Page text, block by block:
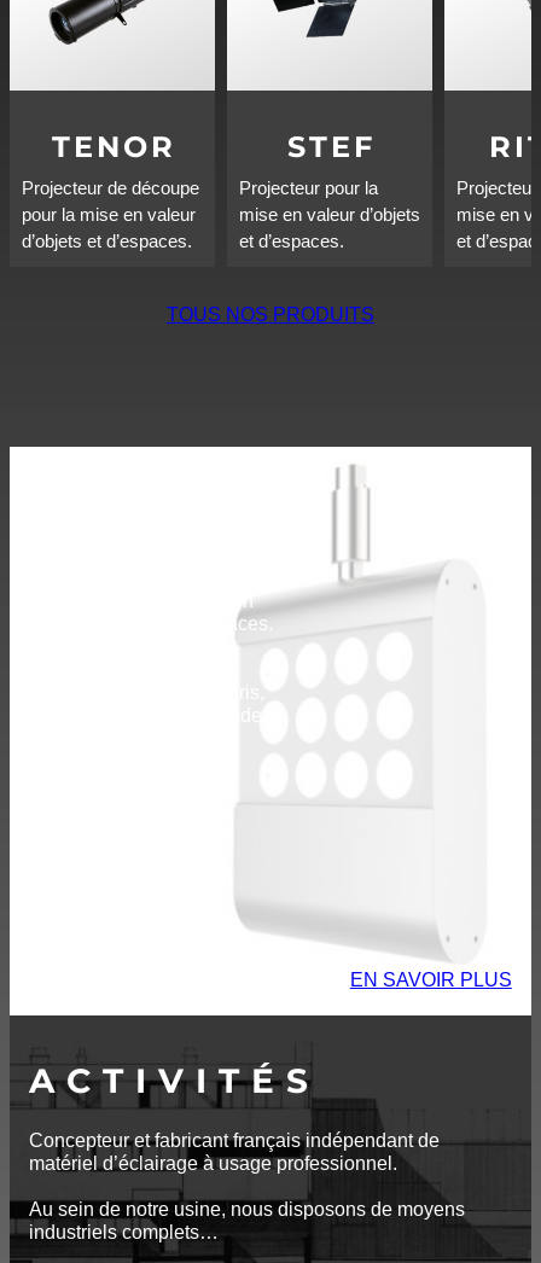
TENOR
Projecteur de découpe
pour la mise en valeur
d’objets et d’espaces.
STEF
Projecteur pour la
mise en valeur d’objets
et d’espaces.
mise en
et
TOUS NOS PRODUITS
Projecteur pour la mise en
valeur d’objets et d’espaces.
EN SAVOIR PLUS
ACTIVITÉS
Concepteur et fabricant français indépendant de
matériel d’éclairage à usage professionnel.
Au sein de notre usine, nous disposons de moyens
industriels complets…